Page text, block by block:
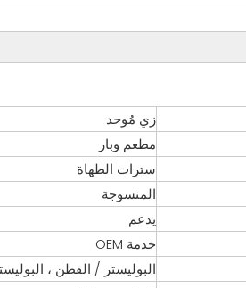
زي مُوحد
مطعم وبار
سترات الطهاة
المنسوجة
يدعم
خدمة OEM
البوليستر / القطن ،